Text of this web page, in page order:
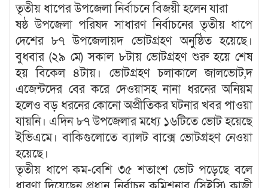
তৃতীয় ধাপের উপজেলা নির্বাচনে বিজয়ী হলেন যারা
ষষ্ঠ উপজেলা পরিষদ সাধারণ নির্বাচনের তৃতীয় ধাপে
দেশের ৮৭ উপজেলায়দ ভোটগ্রহণ অনুষ্ঠিত হয়েছে।
বুধবার (২৯ মে) সকাল ৮টায় ভোটগ্রহণ শুরু হয়ে শেষ
হয় বিকেল ৪টায়। ভোটগ্রহণ চলাকালে জালভোট,দ
এজেন্টদের বের করে দেওয়াসহ নানা ধরনের অনিয়ম
হলেও বড় ধরনের কোনো অপ্রীতিকর ঘটনার খবর পাওয়া
যায়নি। এদিন ৮৭ উপজেলার মধ্যে ১৬টিতে ভোট হয়েছে
ইভিএমে। বাকিগুলোতে ব্যালট বাক্সে ভোটগ্রহণ নেওয়া
হয়েছে।
তৃতীয় ধাপে কম-বেশি ৩৫ শতাংশ ভোট পড়েছে বলে